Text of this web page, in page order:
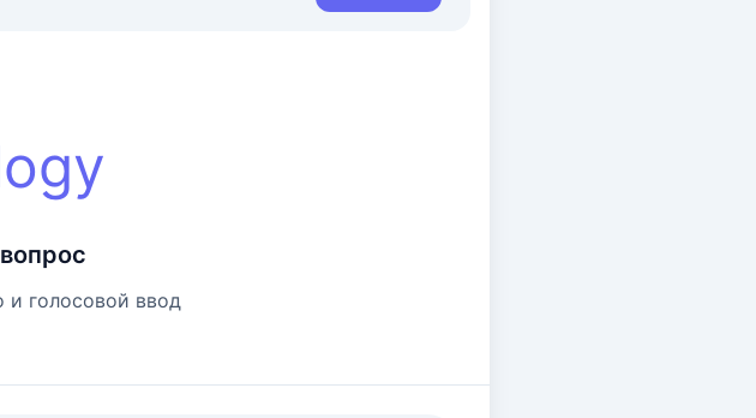
голосовой ввод